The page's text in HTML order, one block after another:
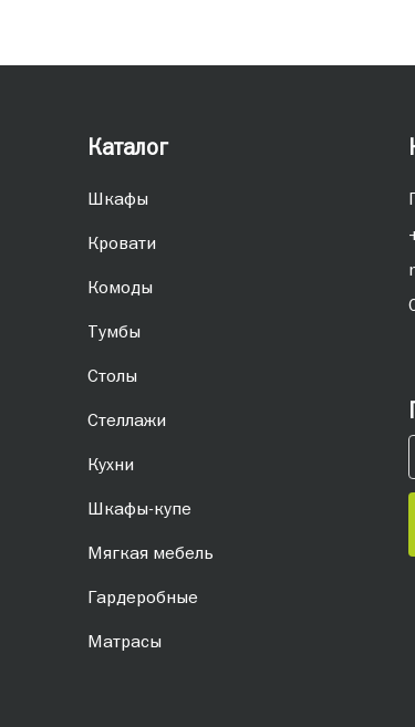
Каталог
Шкафы
Кровати
Комоды
Тумбы
Столы
Стеллажи
Кухни
Шкафы-купе
Мягкая мебель
Гардеробные
Матрасы